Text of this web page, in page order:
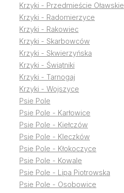
Krzyki - Przedmieście Oławskie
Krzyki - Radomierzyce
Krzyki - Rakowiec
Krzyki - Skarbowców
Krzyki - Skwierzyńska
Krzyki - Świątniki
Krzyki - Tarnogaj
Krzyki - Wojszyce
Psie Pole
Psie Pole - Karłowice
Psie Pole - Kiełczów
Psie Pole - Kleczków
Psie Pole - Kłokoczyce
Psie Pole - Kowale
Psie Pole - Lipa Piotrowska
Psie Pole - Osobowice